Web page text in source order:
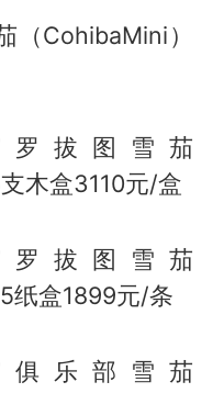
（CohibaMini）
拔图雪茄
木盒3110元/盒
拔图雪茄
纸盒1899元/条
乐部雪茄